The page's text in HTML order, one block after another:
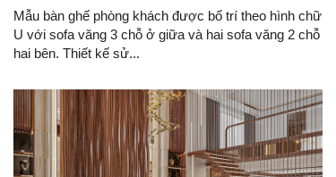
Mẫu bàn ghế phòng khách được bố trí theo hình chữ
U với sofa văng 3 chỗ ở giữa và hai sofa văng 2 chỗ
hai bên. Thiết kế sử...